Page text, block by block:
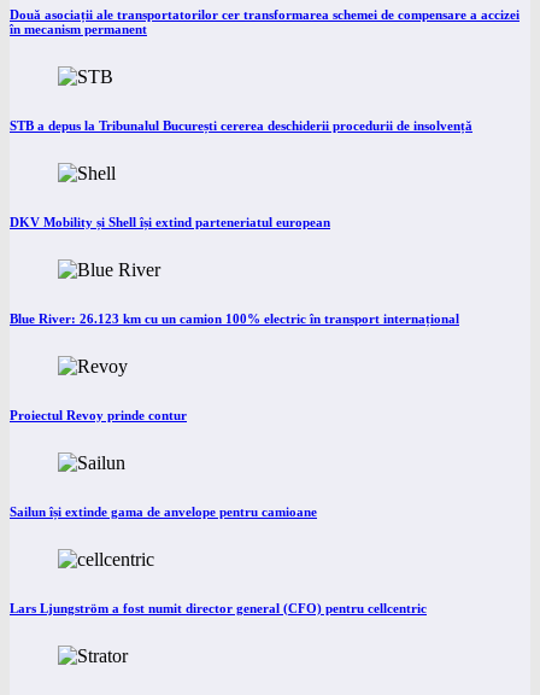
Două asociații ale transportatorilor cer transformarea schemei de compensare a accizei
în mecanism permanent
STB a depus la Tribunalul București cererea deschiderii procedurii de insolvență
DKV Mobility și Shell își extind parteneriatul european
Blue River: 26.123 km cu un camion 100% electric în transport internațional
Proiectul Revoy prinde contur
Sailun își extinde gama de anvelope pentru camioane
Lars Ljungström a fost numit director general (CFO) pentru cellcentric